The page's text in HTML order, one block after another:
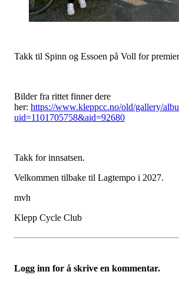
Takk til Spinn og Essoen på Voll for
Bilder fra rittet finner dere
her: https://www.kleppcc.no/old/gallery/
uid=1101705758&aid=92680
Takk for innsatsen.
Velkommen tilbake til Lagtempo i 2027.
mvh
Klepp Cycle Club
Logg inn for å skrive en kommentar.